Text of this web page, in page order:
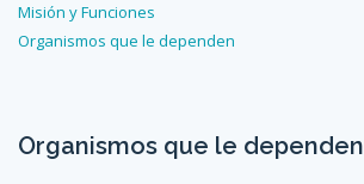
Misión y Funciones
Organismos que le dependen
Organismos que le dependen